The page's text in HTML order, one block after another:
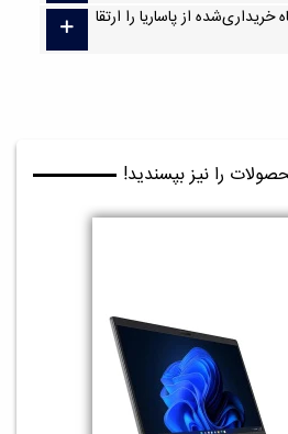
از پاساریا را ارتقا
را نیز بپسندید!